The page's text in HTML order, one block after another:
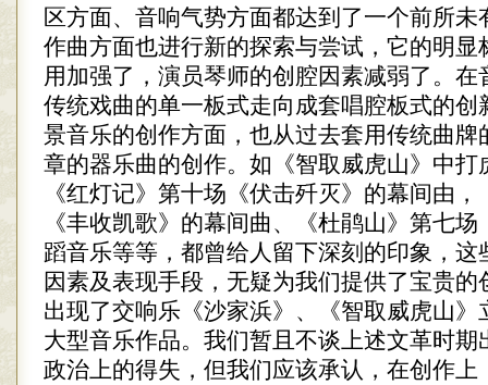
区方面、音响气势方面都达到了一个前所未
作曲方面也进行新的探索与尝试，它的明显
用加强了，演员琴师的创腔因素减弱了。在
传统戏曲的单一板式走向成套唱腔板式的创
景音乐的创作方面，也从过去套用传统曲牌
章的器乐曲的创作。如《智取威虎山》中打
《红灯记》第十场《伏击歼灭》的幕间由
《丰收凯歌》的幕间曲、《杜鹃山》第七
蹈音乐等等，都曾给人留下深刻的印象，这
因素及表现手段，无疑为我们提供了宝贵的
出现了交响乐《沙家浜》、《智取威虎山》
大型音乐作品。我们暂且不谈上述文革时期
政治上的得失，但我们应该承认，在创作上